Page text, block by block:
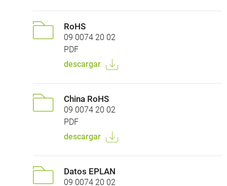
RoHS
09 0074 20 02
PDF
descargar
China RoHS
09 0074 20 02
PDF
descargar
Datos EPLAN
09 0074 20 02